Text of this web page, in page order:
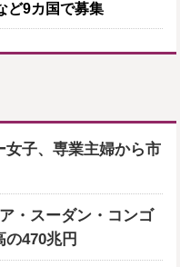
ど9カ国で募集
女子、専業主婦から市
・スーダン・コンゴ
470兆円